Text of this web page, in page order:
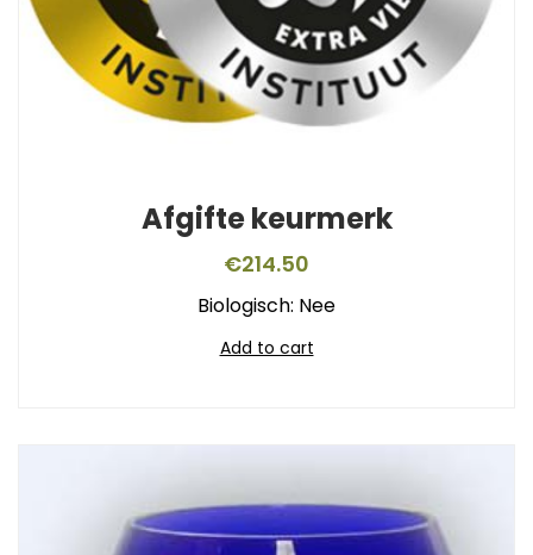
Afgifte keurmerk
€214.50
Biologisch: Nee
Add to cart